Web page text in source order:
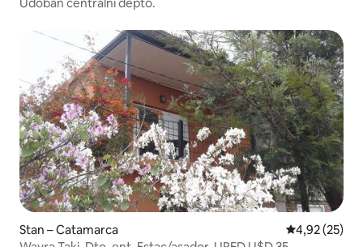
Stan – Catamarca Prosječna
4,92 (25)